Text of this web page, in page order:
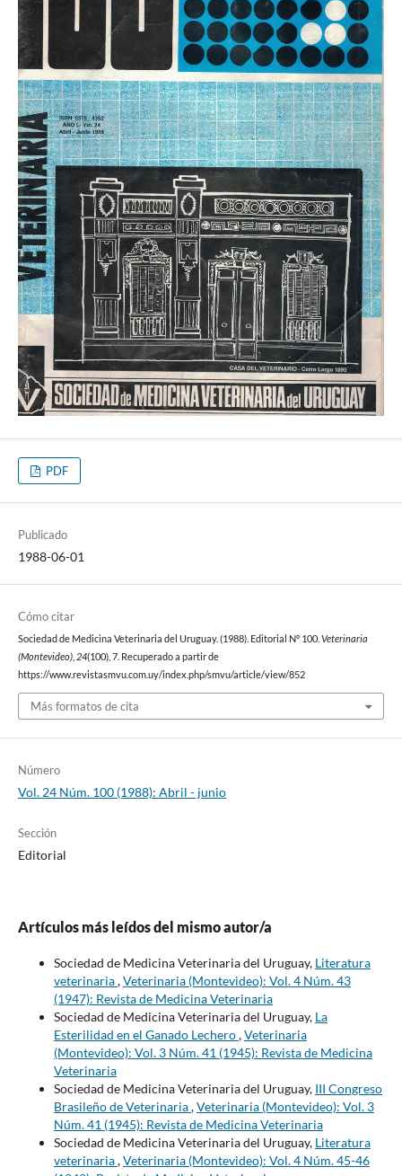
PDF
Publicado
1988-06-01
Cómo citar
Sociedad de Medicina Veterinaria del Uruguay. (1988). Editorial Nº 100. Veterinaria
(Montevideo), 24(100), 7. Recuperado a partir de
https://www.revistasmvu.com.uy/index.php/smvu/article/view/852
Más formatos de cita
Número
Vol. 24 Núm. 100 (1988): Abril - junio
Sección
Editorial
Artículos más leídos del mismo autor/a
Sociedad de Medicina Veterinaria del Uruguay, Literatura
veterinaria,Veterinaria (Montevideo): Vol. 4 Núm. 43
(1947): Revista de Medicina Veterinaria
Sociedad de Medicina Veterinaria del Uruguay, La
Esterilidad en el Ganado Lechero,Veterinaria
(Montevideo): Vol. 3 Núm. 41 (1945): Revista de Medicina
Veterinaria
Sociedad de Medicina Veterinaria del Uruguay, III Congreso
Brasileño de Veterinaria,Veterinaria (Montevideo): Vol. 3
Núm. 41 (1945): Revista de Medicina Veterinaria
Sociedad de Medicina Veterinaria del Uruguay, Literatura
veterinaria,Veterinaria (Montevideo): Vol. 4 Núm. 45-46